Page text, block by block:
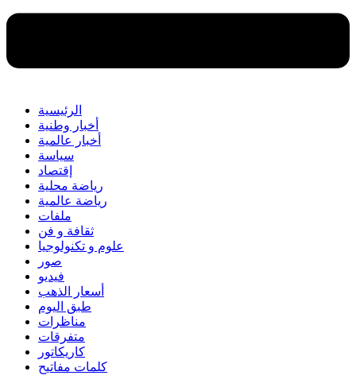
الرئيسية
أخبار وطنية
أخبار عالمية
سياسة
إقتصاد
رياضة محلية
رياضة عالمية
ملفات
ثقافة و فن
علوم و تكنولوجيا
صور
فيديو
أسعار الذهب
طبق اليوم
مناظرات
متفرقات
كاريكاتور
كلمات مفاتيح